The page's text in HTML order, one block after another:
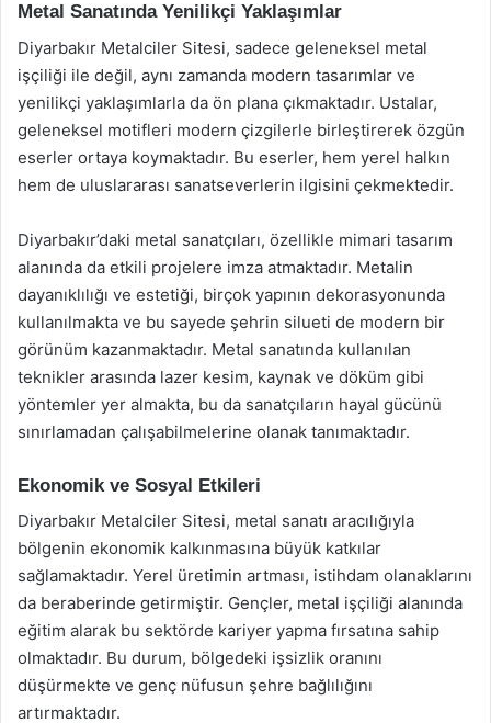
Metal Sanatında Yenilikçi Yaklaşımlar
Diyarbakır Metalciler Sitesi, sadece geleneksel metal
işçiliği ile değil, aynı zamanda modern tasarımlar ve
yenilikçi yaklaşımlarla da ön plana çıkmaktadır. Ustalar,
geleneksel motifleri modern çizgilerle birleştirerek özgün
eserler ortaya koymaktadır. Bu eserler, hem yerel halkın
hem de uluslararası sanatseverlerin ilgisini çekmektedir.
Diyarbakır’daki metal sanatçıları, özellikle mimari tasarım
alanında da etkili projelere imza atmaktadır. Metalin
dayanıklılığı ve estetiği, birçok yapının dekorasyonunda
kullanılmakta ve bu sayede şehrin silueti de modern bir
görünüm kazanmaktadır. Metal sanatında kullanılan
teknikler arasında lazer kesim, kaynak ve döküm gibi
yöntemler yer almakta, bu da sanatçıların hayal gücünü
sınırlamadan çalışabilmelerine olanak tanımaktadır.
Ekonomik ve Sosyal Etkileri
Diyarbakır Metalciler Sitesi, metal sanatı aracılığıyla
bölgenin ekonomik kalkınmasına büyük katkılar
sağlamaktadır. Yerel üretimin artması, istihdam olanaklarını
da beraberinde getirmiştir. Gençler, metal işçiliği alanında
eğitim alarak bu sektörde kariyer yapma fırsatına sahip
olmaktadır. Bu durum, bölgedeki işsizlik oranını
düşürmekte ve genç nüfusun şehre bağlılığını
artırmaktadır.